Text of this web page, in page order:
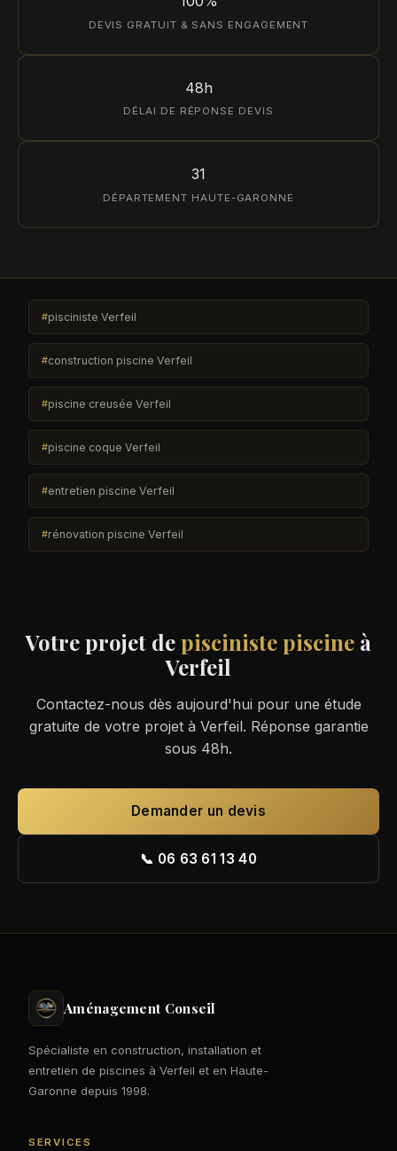
DEVIS GRATUIT & SANS ENGAGEMENT
48h
DÉLAI DE RÉPONSE DEVIS
31
DÉPARTEMENT HAUTE-GARONNE
pisciniste Verfeil
construction piscine Verfeil
piscine creusée Verfeil
piscine coque Verfeil
entretien piscine Verfeil
rénovation piscine Verfeil
Votre projet depisciniste piscine à
Verfeil
Contactez-nous dès aujourd'hui pour une étude
gratuite de votre projet à Verfeil. Réponse garantie
sous 48h.
Demander un devis
📞 06 63 61 13 40
Aménagement Conseil
Spécialiste en construction, installation et
entretien de piscines à Verfeil et en Haute-
Garonne depuis 1998.
SERVICES